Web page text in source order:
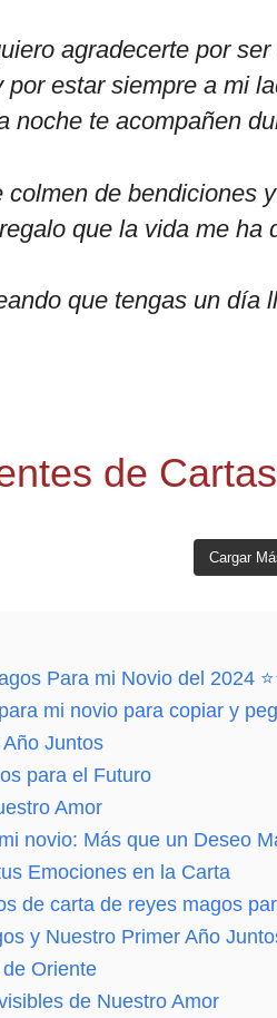
agradecerte por
estar siempre a mi
noche te acompañen
de bendiciones
que la vida me ha
que tengas un día
de
Cargar
Para mi Novio del 2024
mi novio para copiar y
Juntos
para el Futuro
Amor
novio: Más que un Deseo
Emociones en la Carta
de carta de reyes magos
y Nuestro Primer Año
Oriente
de Nuestro Amor